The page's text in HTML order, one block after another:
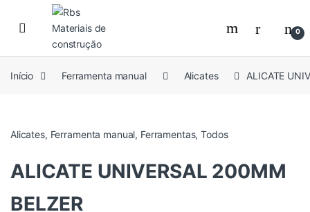
Skip to navigation
Skip to content
0
Início Ferramenta manual Alicates ALICATE
Alicates, Ferramenta manual, Ferramentas,Todos
ALICATE UNIVERSAL 200MM
BELZER